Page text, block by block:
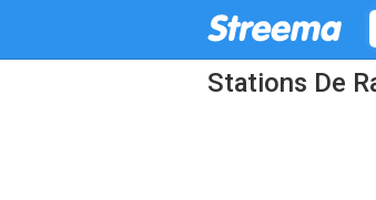
Stations De